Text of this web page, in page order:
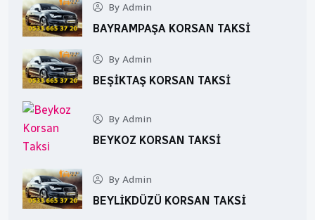
By Admin
BAYRAMPAŞA KORSAN TAKSI
By Admin
BEŞIKTAŞ KORSAN TAKSI
By Admin
BEYKOZ KORSAN TAKSI
By Admin
BEYLIKDÜZÜ KORSAN TAKSI